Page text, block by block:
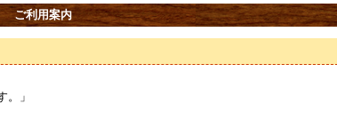
ご利用案内
。」